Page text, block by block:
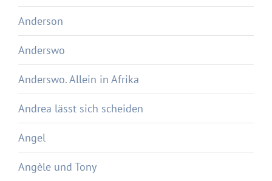
Anderson
Anderswo
Anderswo. Allein in Afrika
Andrea lässt sich scheiden
Angel
Angèle und Tony